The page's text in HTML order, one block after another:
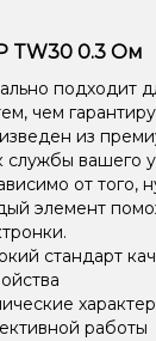
TW30 0.3 Ом
подходит
чем
из
службы вашего
от того,
элемент
стандарт
работы